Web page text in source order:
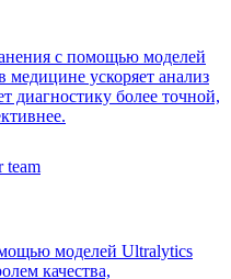
с помощью моделей
ускоряет анализ
диагностику более точной,
моделей Ultralytics
качества,